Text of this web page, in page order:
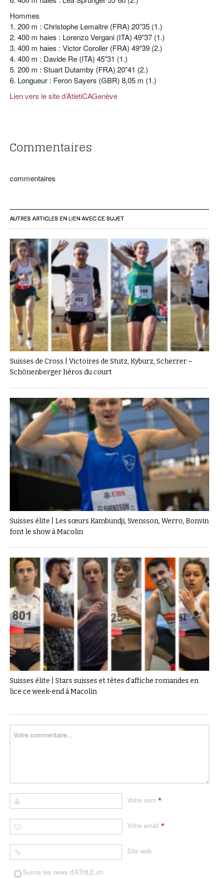
Hommes
1. 200 m : Christophe Lemaitre (FRA) 20”35 (1.)
2. 400 m haies : Lorenzo Vergani (ITA) 49”37 (1.)
3. 400 m haies : Victor Coroller (FRA) 49″39 (2.)
4. 400 m : Davide Re (ITA) 45″31 (1.)
5. 200 m : Stuart Dutamby (FRA) 20”41 (2.)
6. Longueur : Feron Sayers (GBR) 8,05 m (1.)
Lien vers le site d’AtletiCAGenève
Commentaires
commentaires
AUTRES ARTICLES EN LIEN AVEC CE SUJET
Suisses de Cross | Victoires de Stutz, Kyburz, Scherrer –
Schönenberger héros du court
Suisses élite | Les sœurs Kambundji, Svensson, Werro, Bonvin
font le show à Macolin
Suisses élite | Stars suisses et têtes d’affiche romandes en
lice ce week-end à Macolin
Votre nom *
Votre email *
Site web
Suivre les news d'ATHLE.ch